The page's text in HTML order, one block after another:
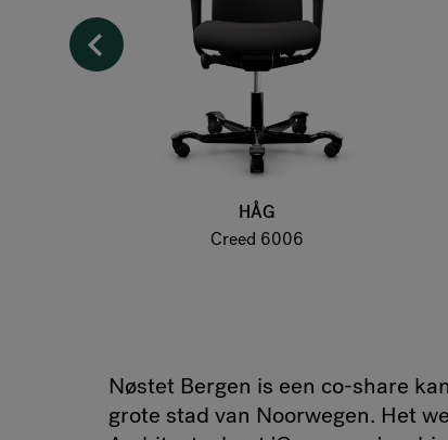
HÅG
Creed 6006
Nøstet Bergen is een co-share
grote stad van Noorwegen. Het